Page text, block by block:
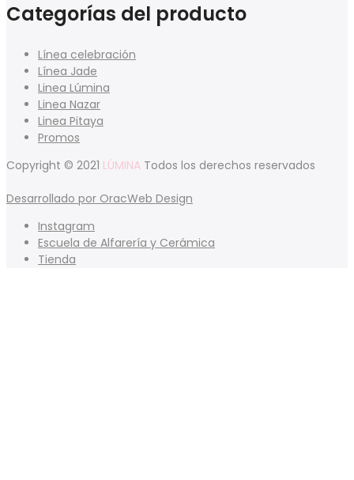
Categorías del producto
Línea celebración
Línea Jade
Linea Lúmina
Linea Nazar
Linea Pitaya
Promos
Copyright © 2021 LÚMINA Todos los derechos reservados
Desarrollado por OracWeb Design
Instagram
Escuela de Alfarería y Cerámica
Tienda